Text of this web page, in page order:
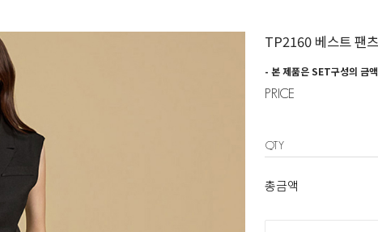
TP2160 베스트 팬
- 본 제품은 SET구성의 금
PRICE
QTY
총금액